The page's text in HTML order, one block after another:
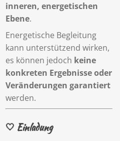
inneren, energetischen
Ebene.
Energetische Begleitung
kann unterstützend wirken,
es können jedoch keine
konkreten Ergebnisse oder
Veränderungen garantiert
werden.
🤍 Einladung